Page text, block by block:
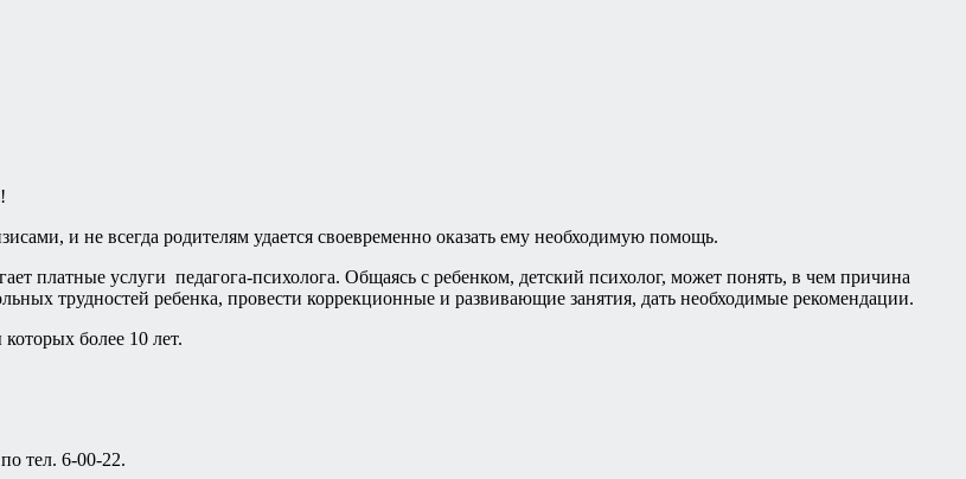
и не всегда родителям удается своевременно оказать ему необходимую помощь.
платные услуги педагога-психолога. Общаясь с ребенком, детский психолог, может понять, в чем причина
трудностей ребенка, провести коррекционные и развивающие занятия, дать необходимые рекомендации.
более 10 лет.
тел. 6-00-22.